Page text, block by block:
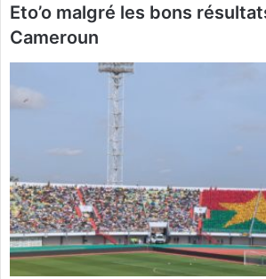
Eto’o malgré les bons
Cameroun